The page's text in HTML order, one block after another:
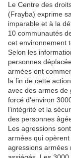
Le Centre des
(Frayba) exprime
imparable et à la
10 communautés
cet environnement
Selon les
personnes
armées ont
la fin de cette
avec des armes de
forcé d'environ
l'intégrité et la
des personnes
Les agressions
armées qui
agressions armées